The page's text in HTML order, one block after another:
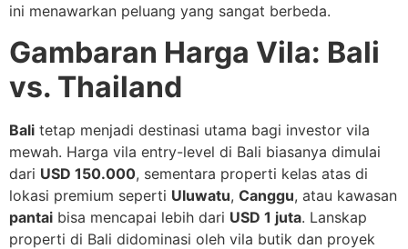
ini menawarkan peluang yang sangat berbeda.
Gambaran Harga Vila: Bali
vs. Thailand
Bali tetap menjadi destinasi utama bagi investor vila
mewah. Harga vila entry-level di Bali biasanya dimulai
dari USD 150.000, sementara properti kelas atas di
lokasi premium seperti Uluwatu, Canggu, atau kawasan
pantai bisa mencapai lebih dari USD 1 juta. Lanskap
properti di Bali didominasi oleh vila butik dan proyek